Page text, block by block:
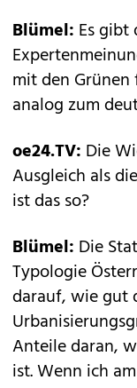
Blümel: Es gibt
mit den
analog zum
oe24.TV: Die
Ausgleich als
ist das so?
Blümel: Die
Typologie
darauf, wie gut
Anteile daran,
ist. Wenn ich